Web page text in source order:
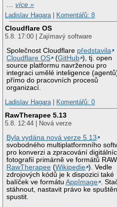
…více »
Ladislav Hagara| Komentářů: 8
Cloudflare OS
5.8. 17:00 | Zajímavý software
Společnost Cloudflare představila
Cloudflare OS
(GitHub ), tj. open
source platformu navrženou pro
integraci umělé inteligence
přímo do pracovních procesů
organizací.
Ladislav Hagara| Komentářů: 0
RawTherapee 5.13
5.8. 12:44 | Nová verze
Byla vydána nová verze 5.13
svobodného multiplatformního
pro konverzi a zpracování
fotografií primárně ve formátů RAW
RawTherapee (Wikipedie ). Vedle
zdrojových kódů je k dispozici také
balíček ve formátuAppImage
.
stáhnout, nastavit právo ke
spustit.